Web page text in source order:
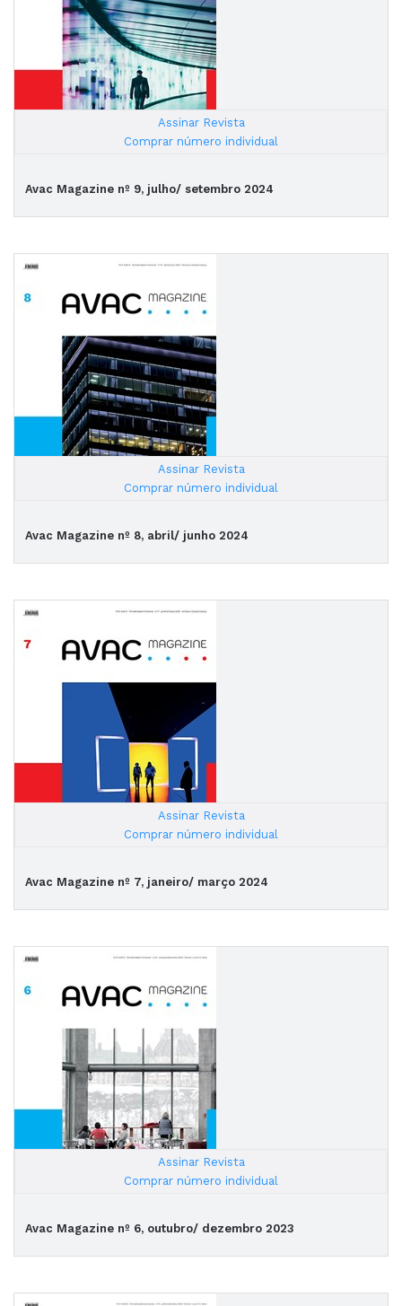
Assinar Revista
Comprar número individual
Avac Magazine nº 9, julho/ setembro 2024
Assinar Revista
Comprar número individual
Avac Magazine nº 8, abril/ junho 2024
Assinar Revista
Comprar número individual
Avac Magazine nº 7, janeiro/ março 2024
Assinar Revista
Comprar número individual
Avac Magazine nº 6, outubro/ dezembro 2023